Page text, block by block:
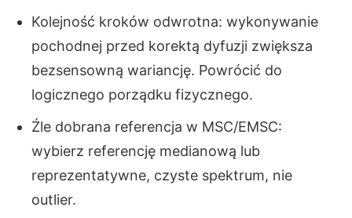
Kolejność kroków odwrotna: wykonywanie
pochodnej przed korektą dyfuzji zwiększa
bezsensowną wariancję. Powrócić do
logicznego porządku fizycznego.
Źle dobrana referencja w MSC/EMSC:
wybierz referencję medianową lub
reprezentatywne, czyste spektrum, nie
outlier.